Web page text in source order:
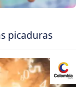
picaduras